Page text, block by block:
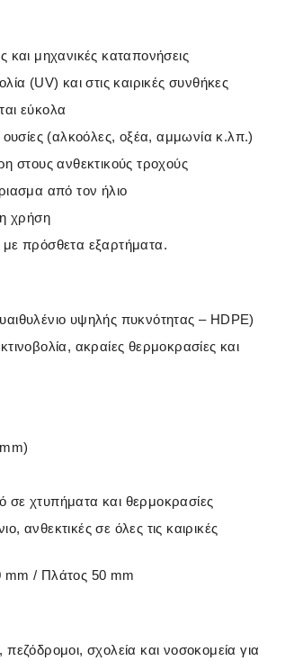
μηχανικές καταπονήσεις
(UV) και στις καιρικές συνθήκες
εύκολα
ουσίες (αλκοόλες, οξέα, αμμωνία κ.λπ.)
στους ανθεκτικούς τροχούς
από τον ήλιο
χρήση
πρόσθετα εξαρτήματα.
υψηλής πυκνότητας – HDPE)
ακραίες θερμοκρασίες και
χτυπήματα και θερμοκρασίες
ανθεκτικές σε όλες τις καιρικές
mm / Πλάτος 50 mm
σχολεία και νοσοκομεία για